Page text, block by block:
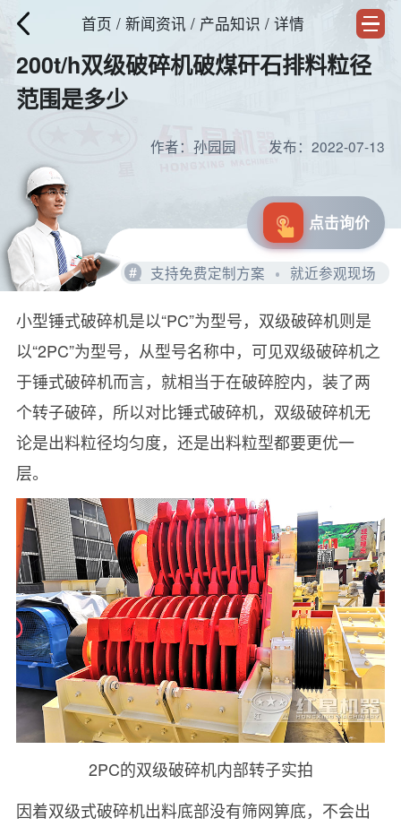
首页 / 新闻资讯 / 产品知识 / 详情
200t/h双级破碎机破煤矸石排料粒径
范围是多少
作者：孙园园 发布：2022-07-13
点击询价
# 支持免费定制方案 就近参观现场
小型锤式破碎机是以“PC”为型号，双级破碎机则是
以“2PC”为型号，从型号名称中，可见双级破碎机之
于锤式破碎机而言，就相当于在破碎腔内，装了两
个转子破碎，所以对比锤式破碎机，双级破碎机无
论是出料粒径均匀度，还是出料粒型都要更优一
层。
2PC的双级破碎机内部转子实拍
因着双级式破碎机出料底部没有筛网箅底，不会出